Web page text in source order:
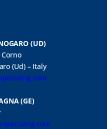
(UD)
(Ud) – Italy
(GE)